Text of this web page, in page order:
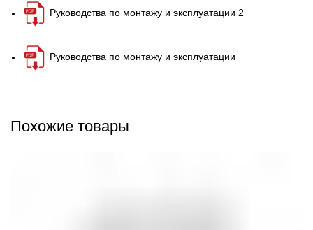
Руководства по монтажу и эксплуатации 2
Руководства по монтажу и эксплуатации
Похожие товары